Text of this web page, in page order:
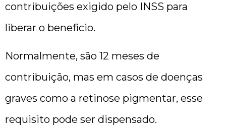
contribuições exigido pelo INSS para
liberar o benefício.
Normalmente, são 12 meses de
contribuição, mas em casos de doenças
graves como a retinose pigmentar, esse
requisito pode ser dispensado.